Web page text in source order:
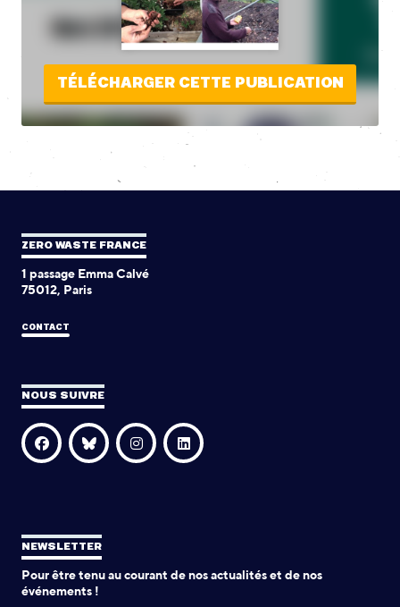
TÉLÉCHARGER CETTE PUBLICATION
ZERO WASTE FRANCE
1 passage Emma Calvé
75012, Paris
CONTACT
NOUS SUIVRE
NEWSLETTER
Pour être tenu au courant de nos actualités et de nos
événements !